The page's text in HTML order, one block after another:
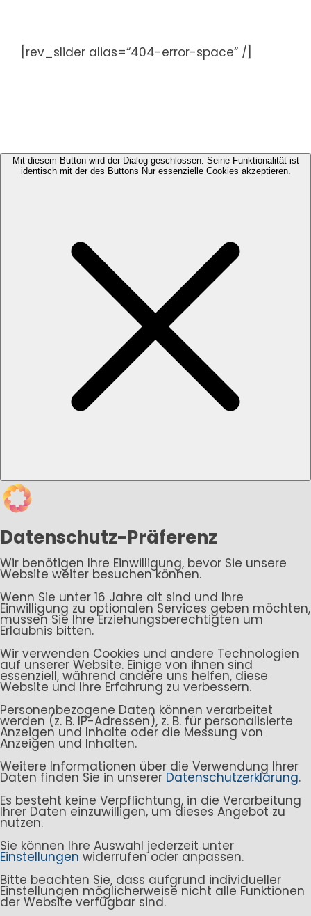
springen[rev_slider alias=“404-error-space“ /]
Mit diesem Button wird der Dialog geschlossen. Seine Funktionalität ist
identisch mit der des Buttons Nur essenzielle Cookies akzeptieren.
Datenschutz-Präferenz
Wir benötigen Ihre Einwilligung, bevor Sie unsere
Website weiter besuchen können.
Wenn Sie unter 16 Jahre alt sind und Ihre
Einwilligung zu optionalen Services geben möchten,
müssen Sie Ihre Erziehungsberechtigten um
Erlaubnis bitten.
Wir verwenden Cookies und andere Technologien
auf unserer Website. Einige von ihnen sind
essenziell, während andere uns helfen, diese
Website und Ihre Erfahrung zu verbessern.
Personenbezogene Daten können verarbeitet
werden (z. B. IP-Adressen), z. B. für personalisierte
Anzeigen und Inhalte oder die Messung von
Anzeigen und Inhalten.
Weitere Informationen über die Verwendung Ihrer
Daten finden Sie in unserer Datenschutzerklärung.
Es besteht keine Verpflichtung, in die Verarbeitung
Ihrer Daten einzuwilligen, um dieses Angebot zu
nutzen.
Sie können Ihre Auswahl jederzeit unter
Einstellungen widerrufen oder anpassen.
Bitte beachten Sie, dass aufgrund individueller
Einstellungen möglicherweise nicht alle Funktionen
der Website verfügbar sind.